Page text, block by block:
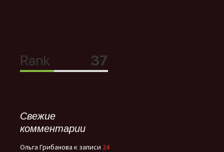
Свежие
комментарии
Ольга Грибанова к записи 24